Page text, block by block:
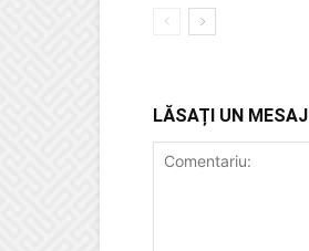
LĂSAȚI UN MESAJ